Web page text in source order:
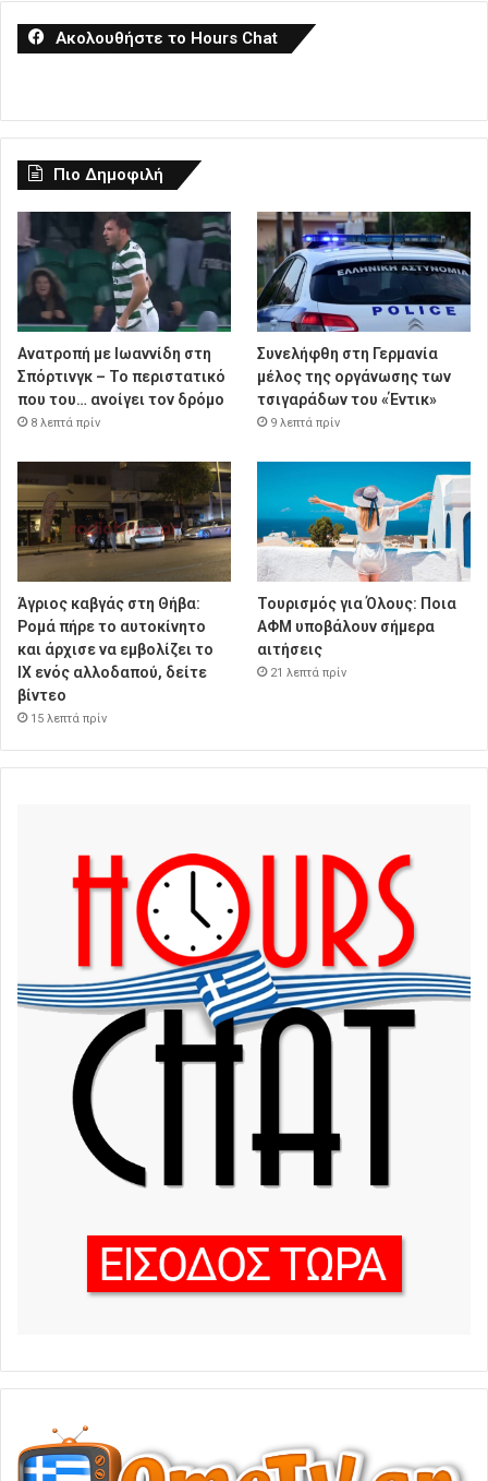
Ακολουθήστε το Hours Chat
Πιο Δημοφιλή
Ανατροπή με Ιωαννίδη στη
Σπόρτινγκ – Το περιστατικό
που του… ανοίγει τον δρόμο
8 λεπτά πρίν
Συνελήφθη στη Γερμανία
μέλος της οργάνωσης των
τσιγαράδων του «Έντικ»
9 λεπτά πρίν
Άγριος καβγάς στη Θήβα:
Ρομά πήρε το αυτοκίνητο
και άρχισε να εμβολίζει το
ΙΧ ενός αλλοδαπού, δείτε
βίντεο
15 λεπτά πρίν
Τουρισμός για Όλους: Ποια
ΑΦΜ υποβάλουν σήμερα
αιτήσεις
21 λεπτά πρίν